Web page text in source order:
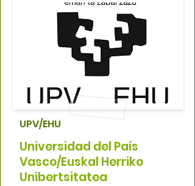
UPV/EHU
Universidad del País
Vasco/Euskal Herriko
Unibertsitatea